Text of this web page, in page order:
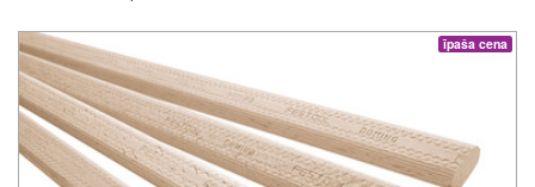
īpaša cena